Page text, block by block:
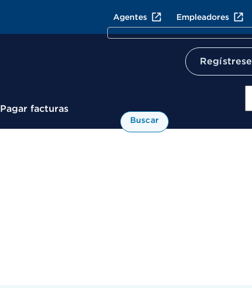
Agentes Empleadores
Regístrese
Pagar facturas
Buscar